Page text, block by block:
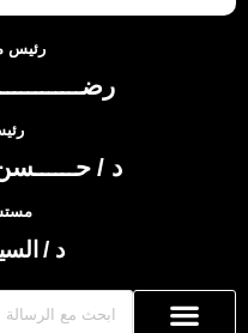
رئيس
د / حــــــسن
د /